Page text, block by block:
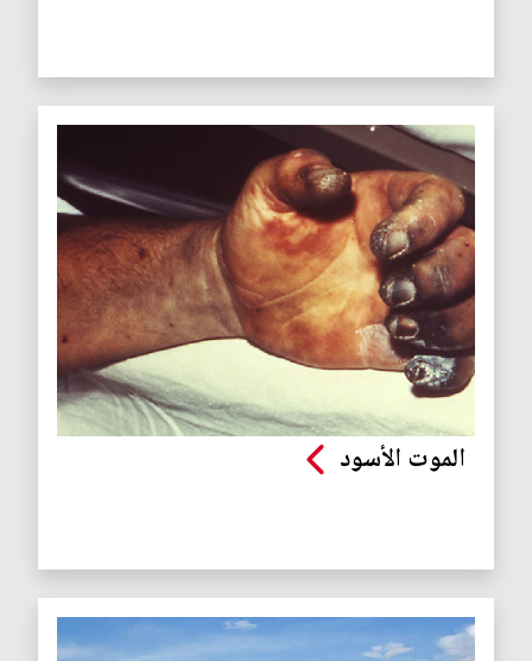
الموت الأسود